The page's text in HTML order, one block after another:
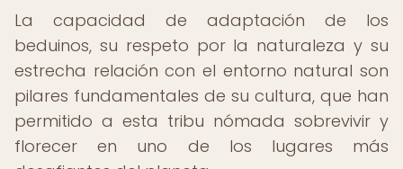
La capacidad de adaptación de los
beduinos, su respeto por la naturaleza y su
estrecha relación con el entorno natural son
pilares fundamentales de su cultura, que han
permitido a esta tribu nómada sobrevivir y
florecer en uno de los lugares más